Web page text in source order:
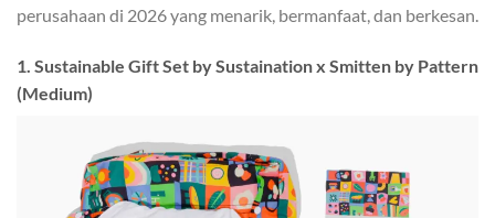
perusahaan di 2026 yang menarik, bermanfaat, dan berkesan.
1. Sustainable Gift Set by Sustaination x Smitten by Pattern
(Medium)